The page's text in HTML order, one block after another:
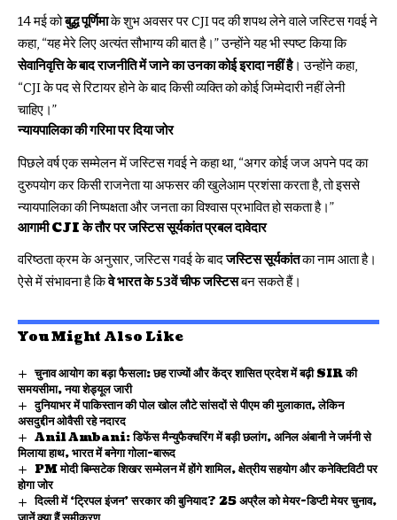
14 मई कोबुद्ध पूर्णिमाके शुभ अवसर पर CJI पद की शपथ लेने वाले जस्टिस गवई ने
कहा, “यह मेरे लिए अत्यंत सौभाग्य की बात है।” उन्होंने यह भी स्पष्ट किया कि
सेवानिवृत्ति के बाद राजनीति में जाने का उनका कोई इरादा नहीं है। उन्होंने कहा,
“CJI के पद से रिटायर होने के बाद किसी व्यक्ति को कोई जिम्मेदारी नहीं लेनी
चाहिए।”
न्यायपालिका की गरिमा पर दिया जोर
पिछले वर्ष एक सम्मेलन में जस्टिस गवई ने कहा था, “अगर कोई जज अपने पद का
दुरुपयोग कर किसी राजनेता या अफसर की खुलेआम प्रशंसा करता है, तो इससे
न्यायपालिका की निष्पक्षता और जनता का विश्वास प्रभावित हो सकता है।”
आगामी CJI के तौर पर जस्टिस सूर्यकांत प्रबल दावेदार
वरिष्ठता क्रम के अनुसार, जस्टिस गवई के बादजस्टिस सूर्यकांतका नाम आता है।
ऐसे में संभावना है किवे भारत के 53वें चीफ जस्टिसबन सकते हैं।
You Might Also Like
चुनाव आयोग का बड़ा फैसला: छह राज्यों और केंद्र शासित प्रदेश में बढ़ी SIR की
समयसीमा, नया शेड्यूल जारी
दुनियाभर में पाकिस्तान की पोल खोल लौटे सांसदों से पीएम की मुलाकात, लेकिन
असदुद्दीन ओवैसी रहे नदारद
Anil Ambani: डिफेंस मैन्युफैक्चरिंग में बड़ी छलांग, अनिल अंबानी ने जर्मनी से
मिलाया हाथ, भारत में बनेगा गोला-बारूद
PM मोदी बिम्सटेक शिखर सम्मेलन में होंगे शामिल, क्षेत्रीय सहयोग और कनेक्टिविटी पर
होगा जोर
दिल्ली में ‘ट्रिपल इंजन’ सरकार की बुनियाद? 25 अप्रैल को मेयर-डिप्टी मेयर चुनाव,